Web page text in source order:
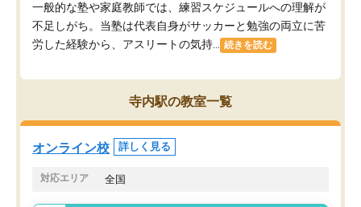
一般的な塾や家庭教師では、練習スケジュールへの理解が
不足しがち。当塾は代表自身がサッカーと勉強の両立に苦
労した経験から、アスリートの気持...
続きを読む
寺内駅の教室一覧
オンライン校 詳しく見る
対応エリア 全国